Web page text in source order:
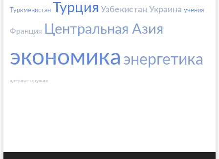
Туркменистан Турция Узбекистан Украина учения
Франция Центральная Азия
экономика энергетика
ядерное оружие